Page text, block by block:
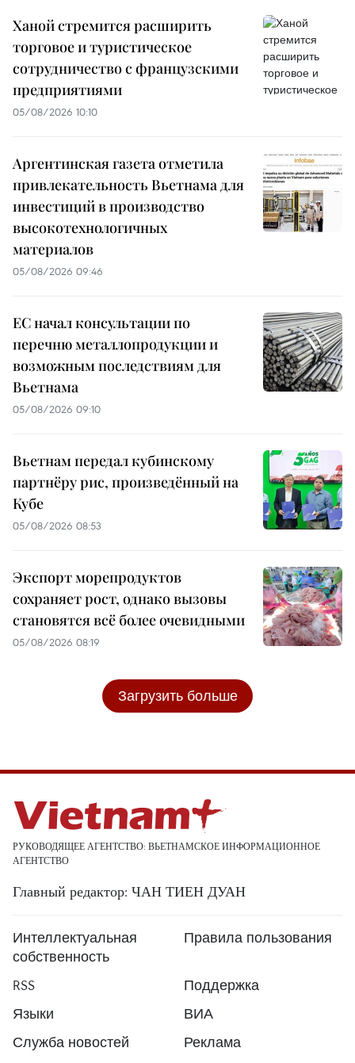
Ханой стремится расширить
торговое и туристическое
сотрудничество с французскими
предприятиями
05/08/2026 10:10
Аргентинская газета отметила
привлекательность Вьетнама для
инвестиций в производство
высокотехнологичных
материалов
05/08/2026 09:46
ЕС начал консультации по
перечню металлопродукции и
возможным последствиям для
Вьетнама
05/08/2026 09:10
Вьетнам передал кубинскому
партнёру рис, произведённый на
Кубе
05/08/2026 08:53
Экспорт морепродуктов
сохраняет рост, однако вызовы
становятся всё более очевидными
05/08/2026 08:19
Загрузить больше
РУКОВОДЯЩЕЕ АГЕНТСТВО: ВЬЕТНАМСКОЕ ИНФОРМАЦИОННОЕ
АГЕНТСТВО
Главный редактор: ЧАН ТИЕН ДУАН
Интеллектуальная
собственность
Правила пользования
RSS
Поддержка
Языки
ВИА
Служба новостей
Реклама